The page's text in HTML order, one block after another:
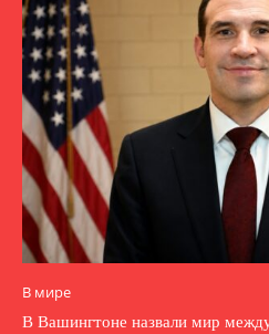
В мире
В Вашингтоне назвали мир